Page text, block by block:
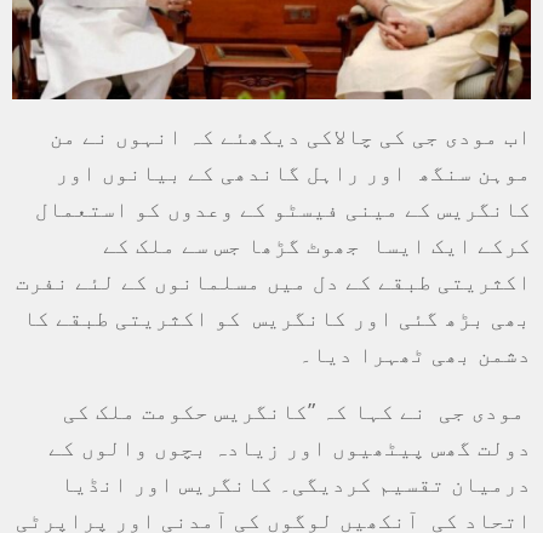
اب مودی جی کی چالاکی دیکھئے کہ انہوں نے من
موہن سنگھ اور راہل گاندھی کے بیانوں اور
کانگریس کے مینی فیسٹو کے وعدوں کو استعمال
کرکے ایک ایسا جھوٹ گڑھا جس سے ملک کے
اکثریتی طبقے کے دل میں مسلمانوں کے لئے نفرت
بھی بڑھ گئی اور کانگریس کو اکثریتی طبقے کا
دشمن بھی ٹھہرا دیا۔
مودی جی نے کہا کہ ”کانگریس حکومت ملک کی
دولت گھس پیٹھیوں اور زیادہ بچوں والوں کے
درمیان تقسیم کردیگی۔ کانگریس اور انڈیا
اتحاد کی آنکھیں لوگوں کی آمدنی اور پراپرٹی